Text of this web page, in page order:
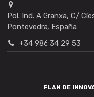
Pol. Ind. A Granxa, C/
Pontevedra, España
+34 986 34 29 53
PLAN DE